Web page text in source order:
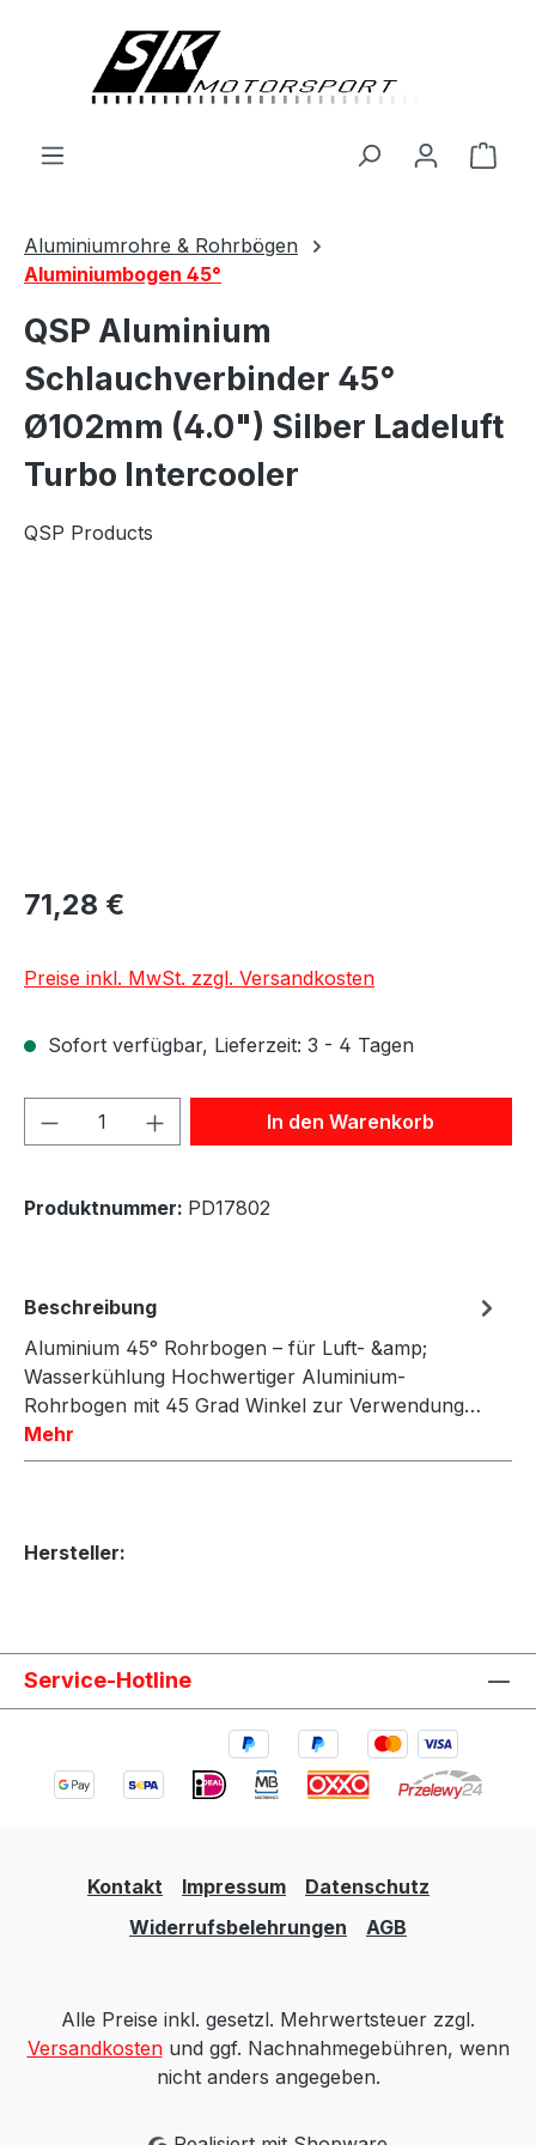
Aluminiumrohre & Rohrbögen
Aluminiumbogen 45°
QSP Aluminium
Schlauchverbinder 45°
Ø102mm (4.0") Silber Ladeluft
Turbo Intercooler
QSP Products
71,28 €
Preise inkl. MwSt. zzgl. Versandkosten
Sofort verfügbar, Lieferzeit: 3 - 4 Tagen
Produkt Anzahl: Gib denIn den Warenkorb
Produktnummer: PD17802
Beschreibung
Aluminium 45° Rohrbogen – für Luft- &amp;
Wasserkühlung Hochwertiger Aluminium-
Rohrbogen mit 45 Grad Winkel zur Verwendung…
Mehr
Hersteller:
Service-Hotline
Kontakt Impressum
Datenschutz
Widerrufsbelehrungen
AGB
Alle Preise inkl. gesetzl. Mehrwertsteuer zzgl.
Versandkostenund ggf. Nachnahmegebühren, wenn
nicht anders angegeben.